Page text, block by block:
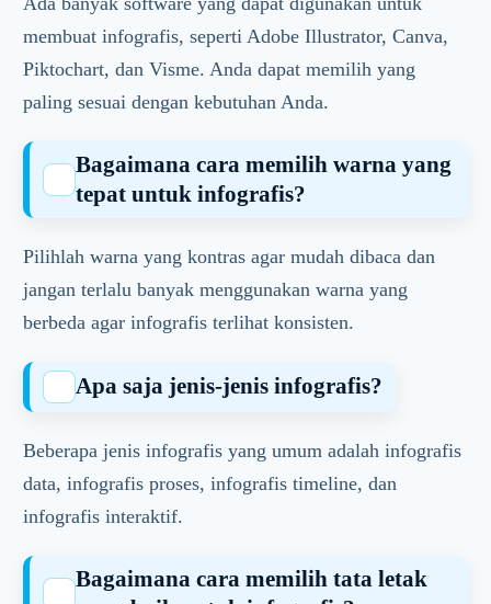
membuat infografis, seperti Adobe Illustrator, Canva,
Piktochart, dan Visme. Anda dapat memilih yang
paling sesuai dengan kebutuhan Anda.
Bagaimana cara memilih warna yang
tepat untuk infografis?
Pilihlah warna yang kontras agar mudah dibaca dan
jangan terlalu banyak menggunakan warna yang
berbeda agar infografis terlihat konsisten.
Apa saja jenis-jenis infografis?
Beberapa jenis infografis yang umum adalah infografis
data, infografis proses, infografis timeline, dan
infografis interaktif.
Bagaimana cara memilih tata letak